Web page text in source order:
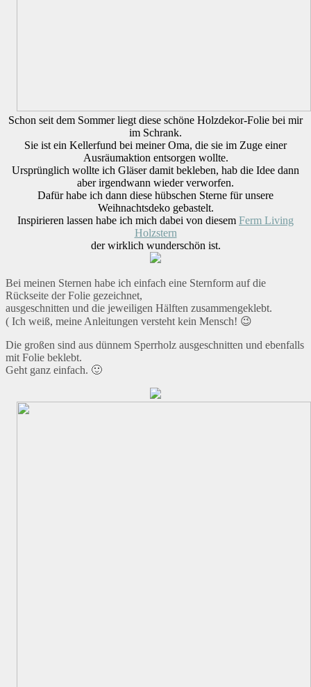
Schon seit dem Sommer liegt diese schöne Holzdekor-Folie bei mir
im Schrank.
Sie ist ein Kellerfund bei meiner Oma, die sie im Zuge einer
Ausräumaktion entsorgen wollte.
Ursprünglich wollte ich Gläser damit bekleben, hab die Idee dann
aber irgendwann wieder verworfen.
Dafür habe ich dann diese hübschen Sterne für unsere
Weihnachtsdeko gebastelt.
Inspirieren lassen habe ich mich dabei von diesem Ferm Living
Holzstern
der wirklich wunderschön ist.
Bei meinen Sternen habe ich einfach eine Sternform auf die
Rückseite der Folie gezeichnet,
ausgeschnitten und die jeweiligen Hälften zusammengeklebt.
( Ich weiß, meine Anleitungen versteht kein Mensch! 😉
Die großen sind aus dünnem Sperrholz ausgeschnitten und ebenfalls
mit Folie beklebt.
Geht ganz einfach. 🙂